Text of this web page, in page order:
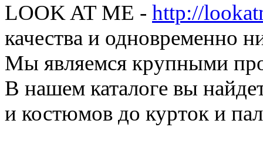
LOOK AT ME - http://
качества и одновременно
Мы являемся крупными
В нашем каталоге вы
и костюмов до курток и